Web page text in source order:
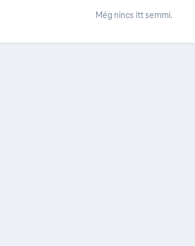
Még nincs itt semmi.